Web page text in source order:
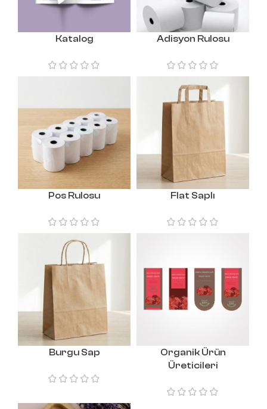
Katalog Adisyon Rulosu
Pos Rulosu Flat Saplı
Burgu Sap
Organik Ürün
Üreticileri